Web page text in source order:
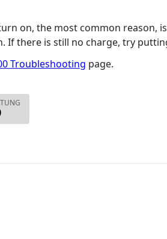
on, the most common reason,
If there is still no charge, try
Troubleshooting page.